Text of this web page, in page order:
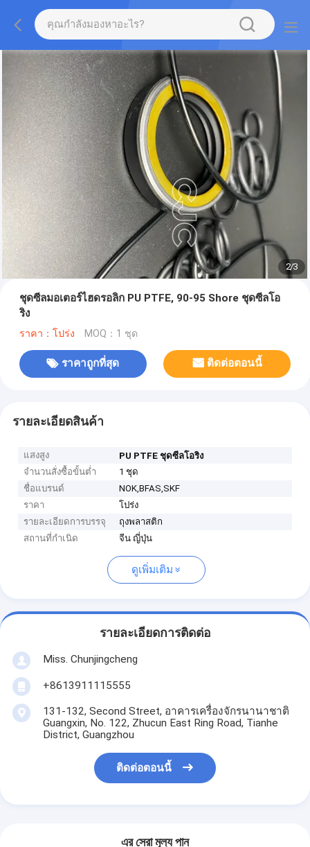
2/3
ชุดซีลมอเตอร์ไฮดรอลิก PU PTFE, 90-95 Shore ชุดซีลโอ
ริง
ราคา：โปร่ง MOQ：1 ชุด
ราคาถูกที่สุด ติดต่อตอนนี้
รายละเอียดสินค้า
แสงสูง
PU PTFE ชุดซีลโอริง
จำนวนสั่งซื้อขั้นต่ำ
1 ชุด
ชื่อแบรนด์
NOK,BFAS,SKF
ราคา
โปร่ง
รายละเอียดการบรรจุ
ถุงพลาสติก
สถานที่กำเนิด
จีน ญี่ปุ่น
ดูเพิ่มเติม
รายละเอียดการติดต่อ
Miss. Chunjingcheng
+8613911115555
131-132, Second Street, อาคารเครื่องจักรนานาชาติ
Guangxin, No. 122, Zhucun East Ring Road, Tianhe
District, Guangzhou
ติดต่อตอนนี้
এর সেরা মূল্য পান